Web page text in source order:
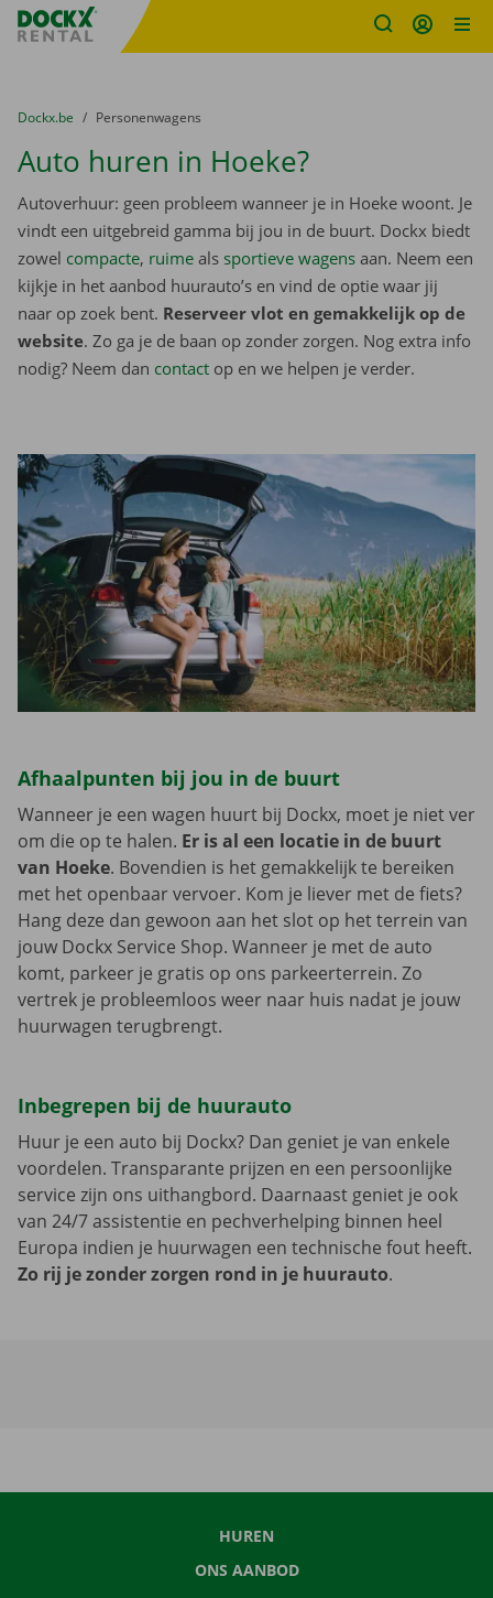
Fratello DEMO
U bevindt zich hier:
van
Dockx.be naar
Personenwagens
Auto huren in Hoeke?
Autoverhuur: geen probleem wanneer je in Hoeke woont. Je
vindt een uitgebreid gamma bij jou in de buurt. Dockx biedt
zowel compacte, ruime als sportieve wagens aan. Neem een
kijkje in het aanbod huurauto’s en vind de optie waar jij
naar op zoek bent. Reserveer vlot en gemakkelijk op de
website. Zo ga je de baan op zonder zorgen. Nog extra info
nodig? Neem dan contact op en we helpen je verder.
Afhaalpunten bij jou in de buurt
Wanneer je een wagen huurt bij Dockx, moet je niet ver
om die op te halen. Er is al een locatie in de buurt
van Hoeke. Bovendien is het gemakkelijk te bereiken
met het openbaar vervoer. Kom je liever met de fiets?
Hang deze dan gewoon aan het slot op het terrein van
jouw Dockx Service Shop. Wanneer je met de auto
komt, parkeer je gratis op ons parkeerterrein. Zo
vertrek je probleemloos weer naar huis nadat je jouw
huurwagen terugbrengt.
Inbegrepen bij de huurauto
Huur je een auto bij Dockx? Dan geniet je van enkele
voordelen. Transparante prijzen en een persoonlijke
service zijn ons uithangbord. Daarnaast geniet je ook
van 24/7 assistentie en pechverhelping binnen heel
Europa indien je huurwagen een technische fout heeft.
Zo rij je zonder zorgen rond in je huurauto.
HUREN
ONS AANBOD